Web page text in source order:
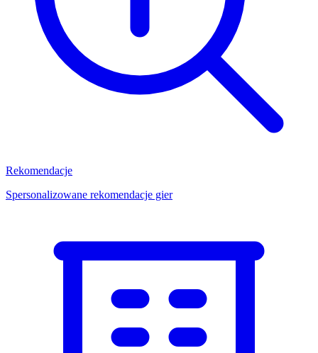
Rekomendacje
Spersonalizowane rekomendacje gier